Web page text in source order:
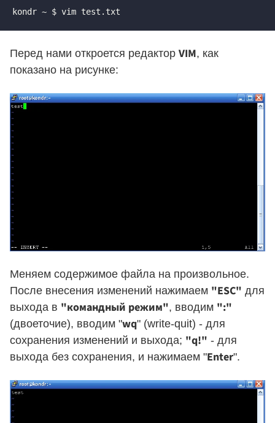
kondr ~ $ vim test.txt
Перед нами откроется редактор VIM, как
показано на рисунке:
Меняем содержимое файла на произвольное.
После внесения изменений нажимаем "ESC" для
выхода в "командный режим", вводим ":"
(двоеточие), вводим "wq" (write-quit) - для
сохранения изменений и выхода; "q!" - для
выхода без сохранения, и нажимаем "Enter".